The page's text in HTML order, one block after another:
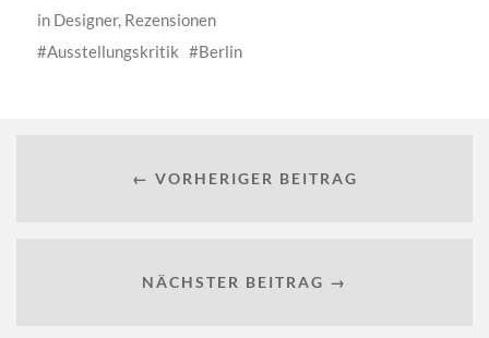
in Designer, Rezensionen
Ausstellungskritik
Berlin
← VORHERIGER BEITRAG
NÄCHSTER BEITRAG →